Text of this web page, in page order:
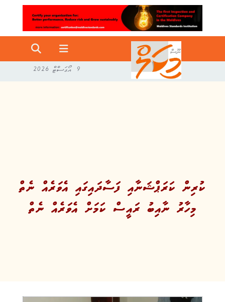
9 އޯގަސްޓް 2026
ކުރިން ކަރަޕްޝަނާއި ފަސާދައިގައި އެވަރެއް ނެތް
މިހާރު ނާއިބު ރައީސް ކަމަށް އެވަރެއް ނެތް